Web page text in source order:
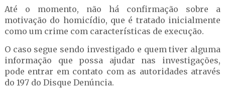
Até o momento, não há confirmação sobre a
motivação do homicídio, que é tratado inicialmente
como um crime com características de execução.
O caso segue sendo investigado e quem tiver alguma
informação que possa ajudar nas investigações,
pode entrar em contato com as autoridades através
do 197 do Disque Denúncia.